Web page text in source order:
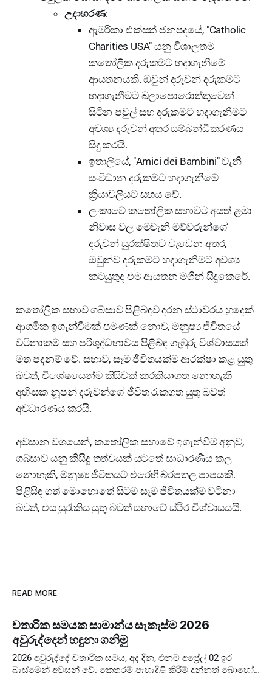
උදාහරණ:
ඇමරිකා එක්සත් ජනපදයේ, "Catholic
Charities USA" යනු විශාලතම
කතෝලික දරුකමට හදාගැනීමේ
ආයතනයකි. ඔවුන් දරුවන් දරුකමට
හදාගැනීමට බලාපොරොත්තුවෙන්
සිටින පවුල් සහ දරුකමට හදාගැනීමට
අවශ්‍ය දරුවන් අතර සම්බන්ධීකරණය
සිදු කරයි.
ඉතාලියේ, "Amici dei Bambini" වැනි
සංවිධාන දරුකමට හදාගැනීමේ
ක්‍රියාවලියට සහය වේ.
ලංකාවේ කතෝලික සභාවට අයත් ළමා
නිවාස වල මෙවැනි මව්වරුන්ගේ
දරුවන් සුරක්ෂිතව වැඩෙන අතර,
ඔවුන්ව දරුකමට හදාගැනීමට අවශ්‍ය
කටයුතුද එම ආයතන මගින් සිදුකෙරේ.
කතෝලික සභාව ගබ්සාව පිළිබඳව දරන ස්ථාවරය හුදෙක්
ආගමික ඉගැන්වීමක් පමණක් නොව, මනුෂ්‍ය ජීවිතයේ
වටිනාකම සහ පරිශුද්ධභාවය පිළිබඳ ගැඹුරු විශ්වාසයක්
මත පදනම් වේ. සභාව, සෑම ජීවිතයක්ම ආරක්ෂා කළ යුතු
බවත්, විශේෂයෙන්ම කිසිවක් කරකියාගත නොහැකි
අහිංසක නූපන් දරුවන්ගේ ජීවිත රැකගත යුතු බවත්
අවධාරණය කරයි.
අවසාන වශයෙන්, කතෝලික සභාවේ ඉගැන්වීම අනුව,
ගබ්සාව යනු කිසිදු තත්වයක් යටතේ සාධාරණීය කල
නොහැකි, මනුෂ්‍ය ජීවිතයට එරෙහි බරපතල පාපයකි.
පිළිසිඳ ගත් මොහොතේ සිටම සෑම ජීවිතයක්ම වටිනා
බවත්, එය සුරැකිය යුතු බවත් සභාවේ ස්ථිර විශ්වාසයයි.
READ MORE
චතාරික සමයක සාමාන්ය සැකැස්ම 2026
අවුරුද්දෙන් හඳුනා ගනිමු
2026 අවුරුද්දේ චතාරික සමය, අද දින, එනම් අප්‍රේල් 02 ඉර
බැස්මෙන් අවසන් වේ. කෙතරම් පැහැදිළි කිරීම් දුන්නත් බොහෝ